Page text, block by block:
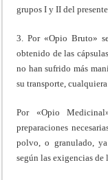
grupos I y II del presente
3. Por «Opio Bruto»
obtenido de las
no han sufrido más
su transporte,
Por «Opio
preparaciones
polvo, o granulado, ya
según las exigencias de